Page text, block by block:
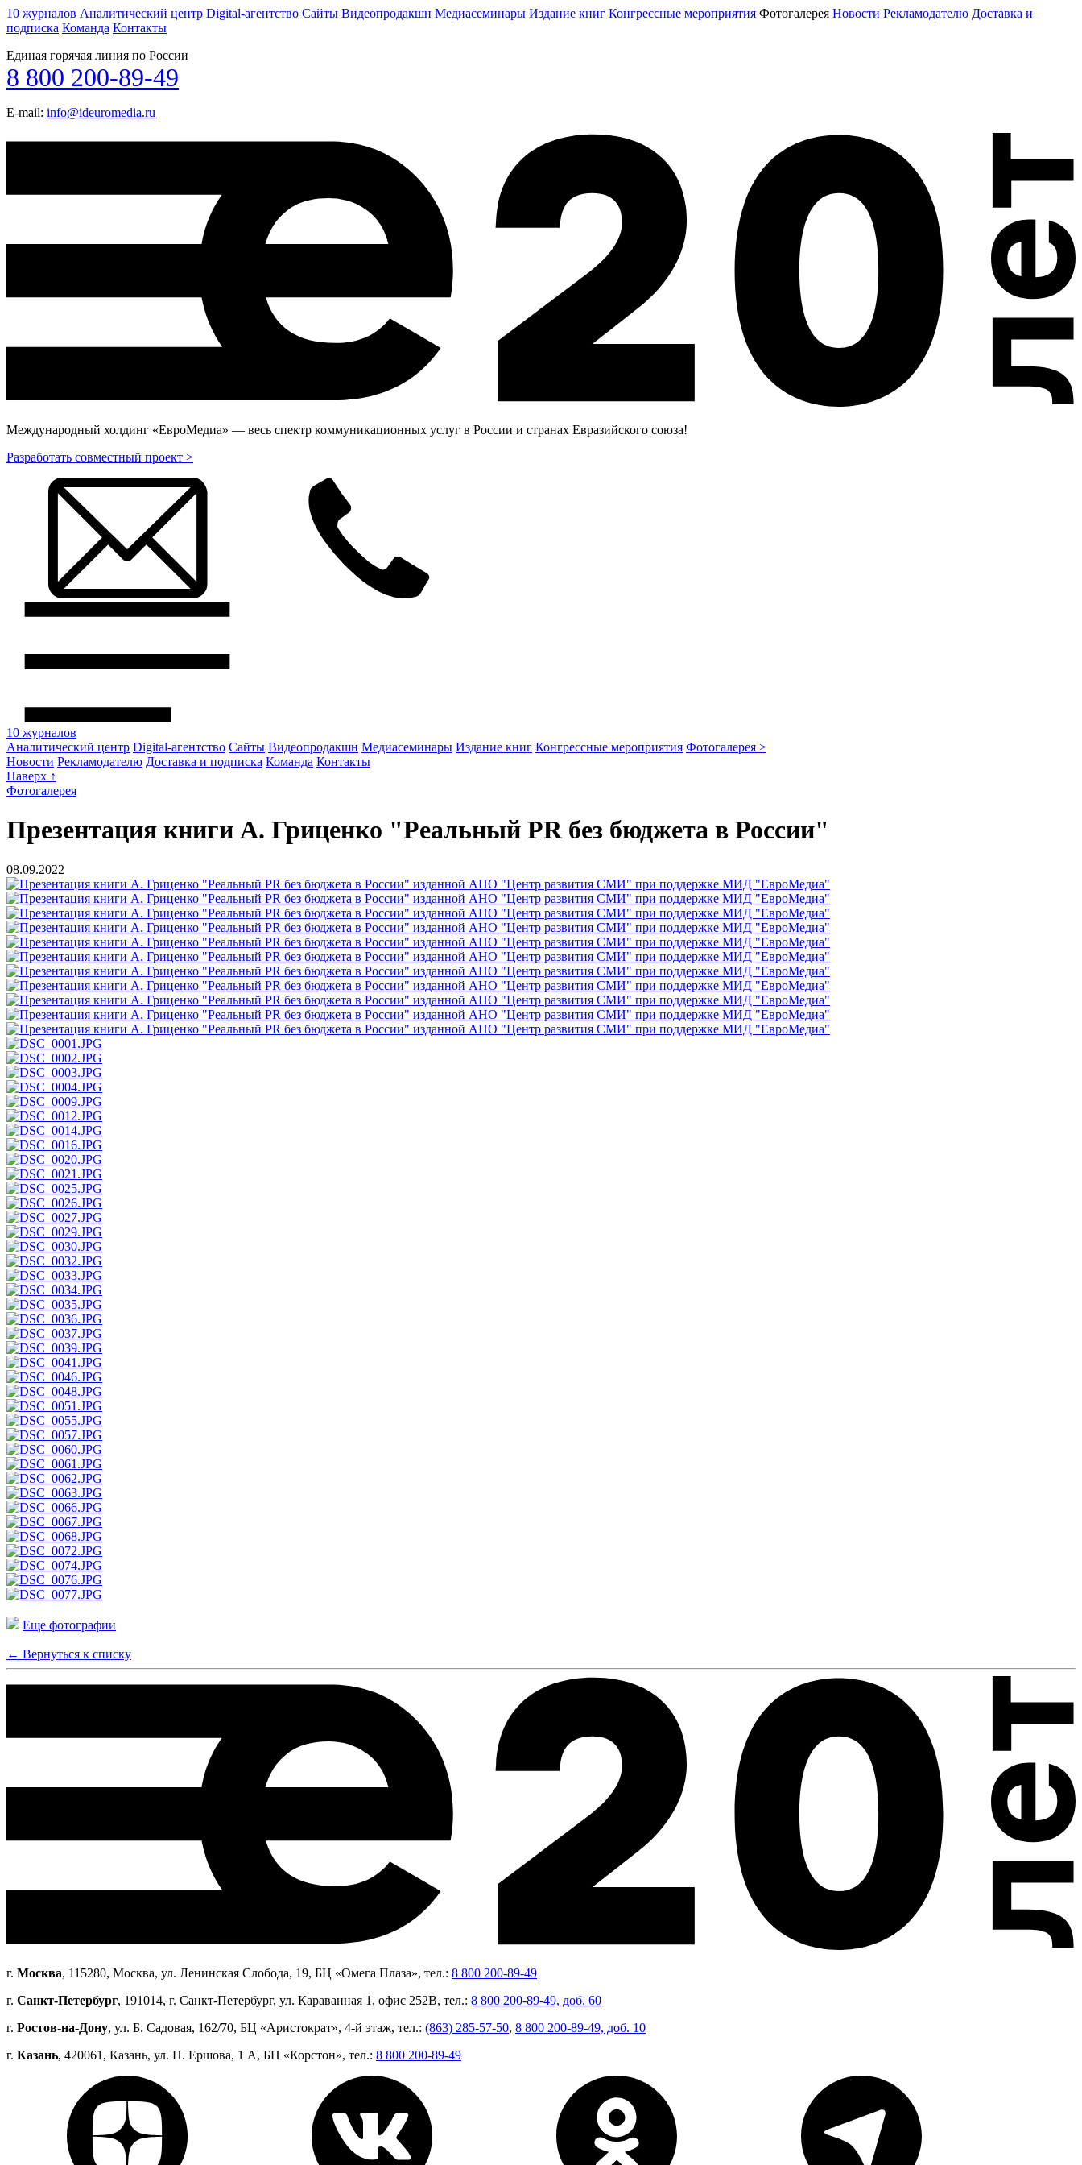
10 журналов Аналитический центр Digital-агентство Сайты Видеопродакшн Медиасеминары Издание книг Конгрессные мероприятия Фотогалерея Новости Рекламодателю Доставка и
подписка Команда Контакты
Единая горячая линия по России
8 800 200-89-49
E-mail: info@ideuromedia.ru
Международный холдинг «ЕвроМедиа» — весь спектр коммуникационных услуг в России и странах Евразийского союза!
Разработать совместный проект >
10 журналов
Аналитический центр Digital-агентство Сайты Видеопродакшн Медиасеминары Издание книг Конгрессные мероприятия Фотогалерея >
Новости Рекламодателю Доставка и подписка Команда Контакты
Наверх ↑
Фотогалерея
Презентация книги А. Гриценко "Реальный PR без бюджета в России"
08.09.2022
Еще фотографии
← Вернуться к списку
г. Москва, 115280, Москва, ул. Ленинская Слобода, 19, БЦ «Омега Плаза», тел.: 8 800 200-89-49
г. Санкт-Петербург, 191014, г. Санкт-Петербург, ул. Караванная 1, офис 252В, тел.: 8 800 200-89-49, доб. 60
г. Ростов-на-Дону, ул. Б. Садовая, 162/70, БЦ «Аристократ», 4-й этаж, тел.: (863) 285-57-50, 8 800 200-89-49, доб. 10
г. Казань, 420061, Казань, ул. Н. Ершова, 1 А, БЦ «Корстон», тел.: 8 800 200-89-49